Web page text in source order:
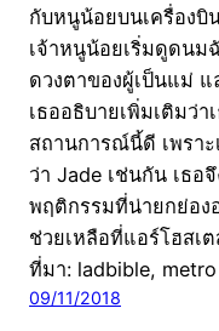
กับหนูน้อยบนเครื่องบิ
เจ้าหนูน้อยเริ่มดูดนม
ดวงตาของผู้เป็นแม่
เธออธิบายเพิ่มเติมว่
สถานการณ์นี้ดี เพราะ
ว่า Jade เช่นกัน เธ
พฤติกรรมที่น่ายกย่อง
ช่วยเหลือที่แอร์โฮสเ
ที่มา: ladbible,
09/11/2018